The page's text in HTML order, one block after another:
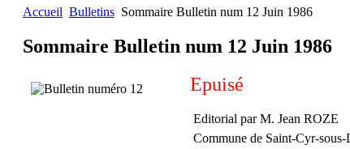
Accueil Bulletins Sommaire Bulletin num 12 Juin 1986
Sommaire Bulletin num 12 Juin 1986
Epuisé
Editorial par M. Jean ROZE
Commune de Saint-Cyr-